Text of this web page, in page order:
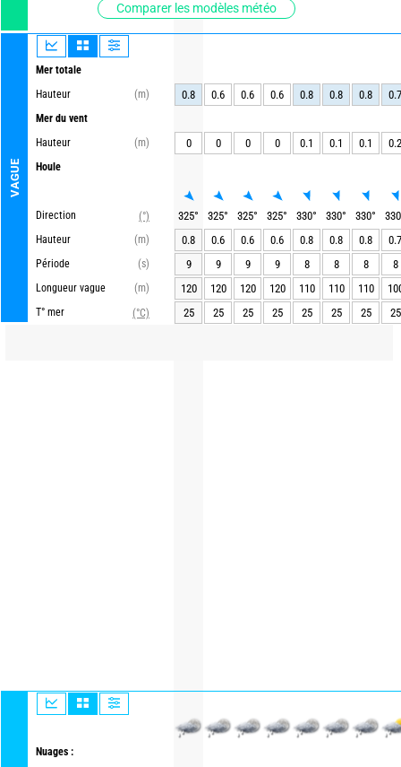
Comparer les modèles météo
VAGUE
Mer totale
Hauteur
(m)
Mer du vent
Hauteur
(m)
Houle
Direction
(°)
Hauteur
(m)
Période
(s)
Longueur vague
(m)
T° mer
(°C)
Nuages :
0.8 0.6 0.6 0.6 0.8 0.8 0.8 0.7
0 0 0 0 0.1 0.1 0.1 0.2
325° 325° 325° 325° 330° 330° 330°
330
0.8
0.6 0.6 0.6 0.8 0.8 0.8
0.7
9
9 9 9 8 8 8
8
120
120 120 120 110 110 110
25
25 25 25 25 25 25 25